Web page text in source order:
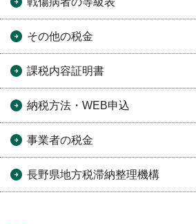
その他の税金
課税内容証明書
納税方法・WEB申込
事業者の税金
長野県地方税滞納整理機構